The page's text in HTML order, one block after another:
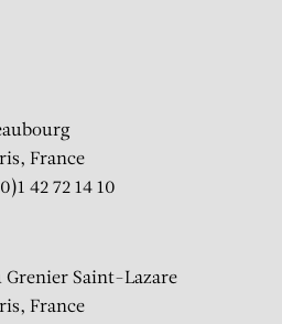
France
42 72 14 10
Grenier Saint-Lazare
France